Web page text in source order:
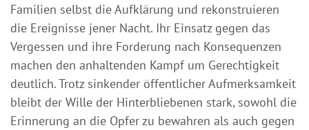
Familien selbst die Aufklärung und rekonstruieren
die Ereignisse jener Nacht. Ihr Einsatz gegen das
Vergessen und ihre Forderung nach Konsequenzen
machen den anhaltenden Kampf um Gerechtigkeit
deutlich. Trotz sinkender öffentlicher Aufmerksamkeit
bleibt der Wille der Hinterbliebenen stark, sowohl die
Erinnerung an die Opfer zu bewahren als auch gegen